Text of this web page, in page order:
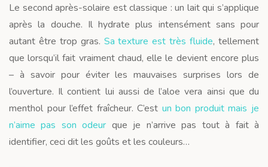
Le second après-solaire est classique : un lait qui s’applique
après la douche. Il hydrate plus intensément sans pour
autant être trop gras. Sa texture est très fluide, tellement
que lorsqu’il fait vraiment chaud, elle le devient encore plus
– à savoir pour éviter les mauvaises surprises lors de
l’ouverture. Il contient lui aussi de l’aloe vera ainsi que du
menthol pour l’effet fraîcheur. C’est un bon produit mais je
n’aime pas son odeur que je n’arrive pas tout à fait à
identifier, ceci dit les goûts et les couleurs…